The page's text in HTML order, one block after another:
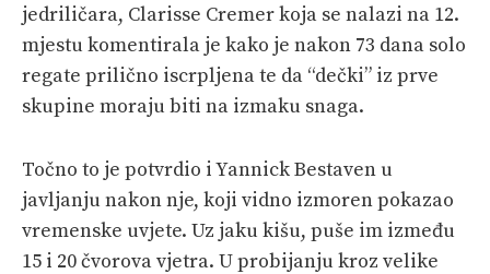
jedriličara, Clarisse Cremer koja se nalazi na 12.
mjestu komentirala je kako je nakon 73 dana solo
regate prilično iscrpljena te da “dečki” iz prve
skupine moraju biti na izmaku snaga.
Točno to je potvrdio i Yannick Bestaven u
javljanju nakon nje, koji vidno izmoren pokazao
vremenske uvjete. Uz jaku kišu, puše im između
15 i 20 čvorova vjetra. U probijanju kroz velike